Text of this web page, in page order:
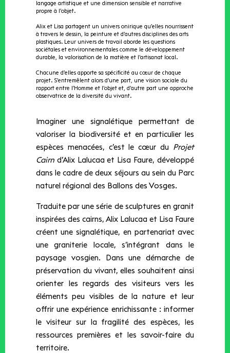
langage artistique et une dimension sensible et narrative
propre à l’objet.
Alix et Lisa partagent un univers onirique qu’elles nourrissent
à travers le dessin, la peinture et d’autres disciplines des arts
plastiques. Leur univers de travail aborde les questions
sociétales et environnementales comme le développement
durable, la valorisation de la matière et l’artisanat local.
Chacune d’elles apporte sa spécificité au cœur de chaque
projet. S’entremêlent alors d’une part, une vision sociale du
rapport entre l’Homme et l’objet et, d’autre part une approche
observatrice de la diversité du vivant.
Imaginer une signalétique permettant de
valoriser la biodiversité et en particulier les
espèces menacées, c’est le cœur du Projet
Cairnd’Alix Lalucaa et Lisa Faure, développé
dans le cadre de deux séjours au sein du Parc
naturel régional des Ballons des Vosges.
Traduite par une série de sculptures en granit
inspirées des cairns, Alix Lalucaa et Lisa Faure
créent une signalétique, en partenariat avec
une graniterie locale, s’intégrant dans le
paysage vosgien. Dans une démarche de
préservation du vivant, elles souhaitent ainsi
orienter les regards des visiteurs vers les
éléments peu visibles de la nature et leur
offrir une expérience enrichissante : informer
le visiteur sur la fragilité des espèces, les
ressources premières et les savoir-faire du
territoire.